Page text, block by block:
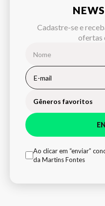
Cadastre-se e
ofertas
Gêneros favoritos
Ao clicar em “enviar”
da Martins Fontes